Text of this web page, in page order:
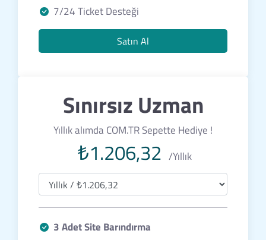
7/24 Ticket Desteği
Satın Al
Sınırsız Uzman
Yıllık alımda COM.TR Sepette Hediye !
₺1.206,32 /Yıllık
3 Adet Site Barındırma